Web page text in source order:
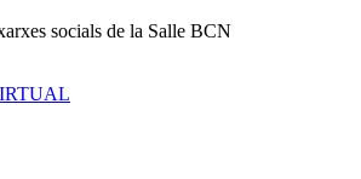
socials de la Salle BCN